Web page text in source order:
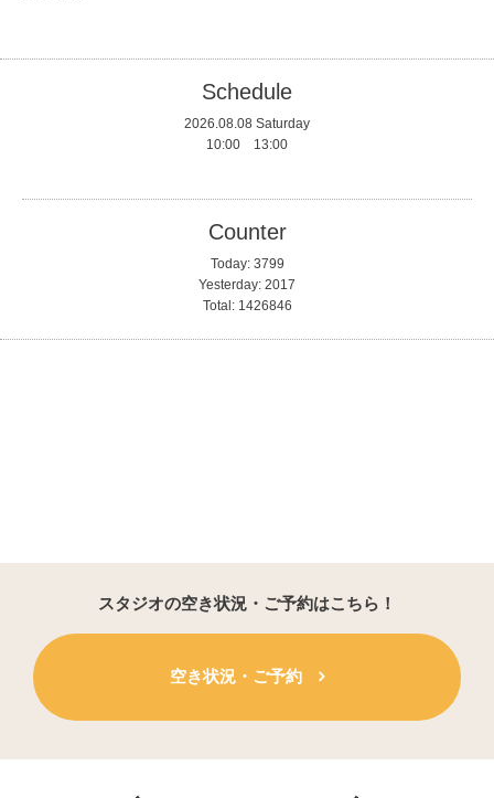
Schedule
2026.08.08 Saturday
10:00 13:00
Counter
Today: 3799
Yesterday: 2017
Total: 1426846
スタジオの空き状況・ご予約はこちら！
空き状況・ご予約